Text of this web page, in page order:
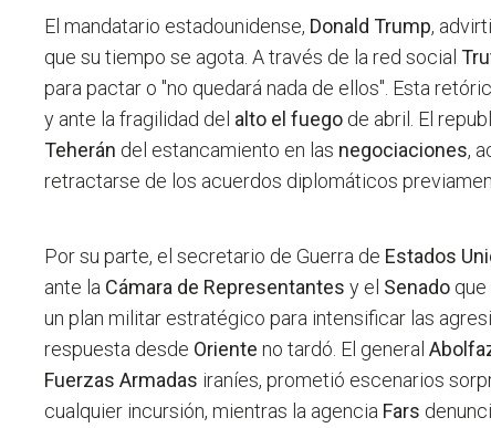
El mandatario estadounidense, Donald Trump,
que su tiempo se agota. A través de la red social
para pactar o "no quedará nada de ellos". Esta
y ante la fragilidad del alto el fuego de abril. El
Teherán del estancamiento en las negociaciones,
retractarse de los acuerdos diplomáticos
Por su parte, el secretario de Guerra de Estados
ante la Cámara de Representantes y el Senado que
un plan militar estratégico para intensificar las
respuesta desde Oriente no tardó. El general
Fuerzas Armadas iraníes, prometió escenarios
cualquier incursión, mientras la agencia Fars